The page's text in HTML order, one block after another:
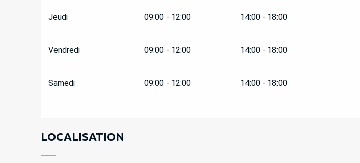
Jeudi 09:00 - 12:00 14:00 - 18:00
Vendredi 09:00 - 12:00 14:00 - 18:00
Samedi 09:00 - 12:00 14:00 - 18:00
LOCALISATION